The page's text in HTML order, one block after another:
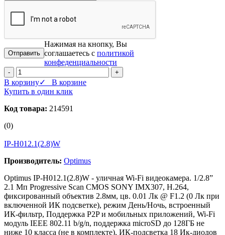
Нажимая на кнопку, Вы
соглашаетесь с политикой
конфеденциальности
- +
В корзину✓ В корзине
Купить в один клик
Код товара: 214591
(0)
IP-H012.1(2.8)W
Производитель: Optimus
Optimus IP-H012.1(2.8)W - уличная Wi-Fi видеокамера. 1/2.8”
2.1 Мп Progressive Scan CMOS SONY IMX307, Н.264,
фиксированный объектив 2.8мм, цв. 0.01 Лк @ F1.2 (0 Лк при
включенной ИК подсветке), режим День/Ночь, встроенный
ИК-фильтр, Поддержка P2P и мобильных приложений, Wi-Fi
модуль IEEE 802.11 b/g/n, поддержка microSD до 128ГБ не
ниже 10 класса (не в комплекте), ИК-подсветка 18 Ик-диодов